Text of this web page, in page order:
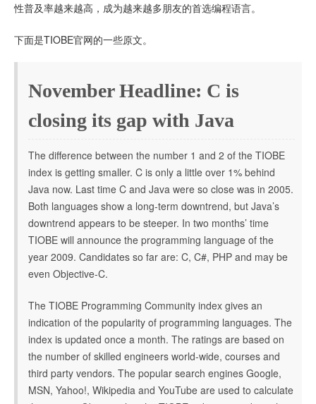
性普及率越来越高，成为越来越多朋友的首选编程语言。
下面是TIOBE官网的一些原文。
November Headline: C is
closing its gap with Java
The difference between the number 1 and 2 of the TIOBE
index is getting smaller. C is only a little over 1% behind
Java now. Last time C and Java were so close was in 2005.
Both languages show a long-term downtrend, but Java’s
downtrend appears to be steeper. In two months’ time
TIOBE will announce the programming language of the
year 2009. Candidates so far are: C, C#, PHP and may be
even Objective-C.
The TIOBE Programming Community index gives an
indication of the popularity of programming languages. The
index is updated once a month. The ratings are based on
the number of skilled engineers world-wide, courses and
third party vendors. The popular search engines Google,
MSN, Yahoo!, Wikipedia and YouTube are used to calculate